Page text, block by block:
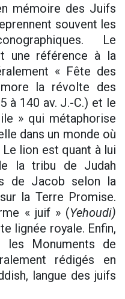
mémoire des Juifs
souvent les
Le
une référence à la
« Fête des
la révolte des
à 140 av. J.-C.) et le
» qui métaphorise
dans un monde où
lion est quant à lui
la tribu de Judah
de Jacob selon la
la Terre Promise.
« juif » (Yehoudi)
lignée royale. Enfin,
Monuments de
rédigés en
langue des juifs